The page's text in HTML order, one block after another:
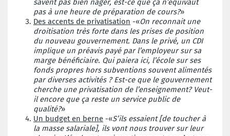
savent pas bien nager, est-ce que ça n’équivaut
pas à une heure de préparation de cours?»
Des accents de privatisation -«On reconnait une
droitisation très forte dans les prises de position
du nouveau gouvernement. Dans le privé, un CDI
implique un préavis payé par l’employeur sur sa
marge bénéficiaire. Qui paiera ici, l’école sur ses
fonds propres hors subventions souvent alimentés
par diverses activités ? Est-ce que le gouvernement
cherche une privatisation de l’enseignement? Veut-
il encore que ça reste un service public de
qualité?»
Un budget en berne -«S’ils essaient [de toucher à
la masse salariale], ils vont nous trouver sur leur